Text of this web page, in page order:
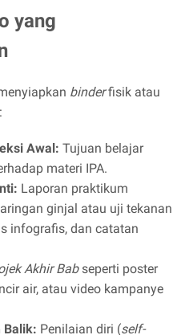
yang
binderfisik atau
Awal: Tujuan belajar
materi IPA.
Laporan praktikum
ginjal atau uji tekanan
infografis, dan catatan
Akhir Babseperti poster
air, atau video kampanye
Balik: Penilaian diri (self-